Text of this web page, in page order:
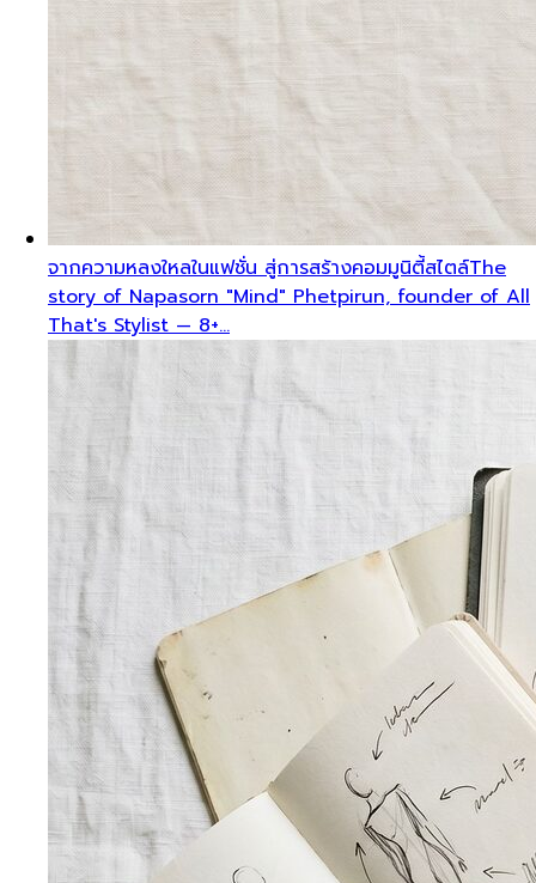
จากความหลงใหลในแฟชั่น สู่การสร้างคอมมูนิตี้สไตล์The
story of Napasorn "Mind" Phetpirun, founder of All
That's Stylist — 8+…